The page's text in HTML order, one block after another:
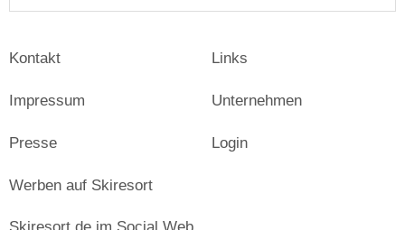
Kontakt
Impressum
Presse
Links
Unternehmen
Login
Werben auf Skiresort
Skiresort.de im Social Web